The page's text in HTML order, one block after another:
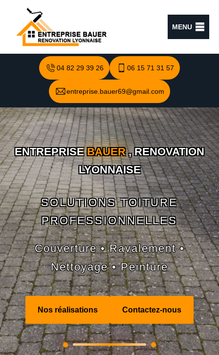
MENU
04 82 29 39 26 06 15 71 31 57
entreprise.bauer69@gmail.com
ENTREPRISEBAUER, RENOVATION
LYONNAISE
SOLUTIONS TOITURE
PROFESSIONNELLES
Couverture • Ravalement •
Nettoyage • Peinture
Nos réalisations Contactez-nous